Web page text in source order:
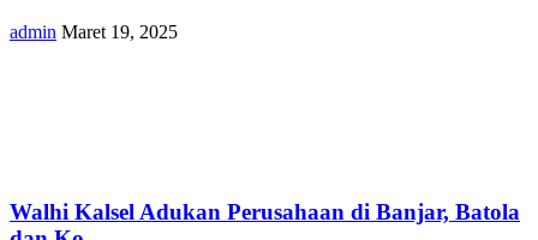
admin Maret 19, 2025
Walhi Kalsel Adukan Perusahaan di Banjar, Batola